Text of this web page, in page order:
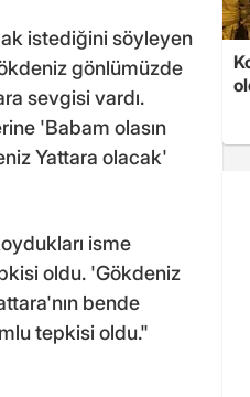
istediğini söyleyen
gönlümüzde
sevgisi vardı.
'Babam olasın
Yattara olacak'
isme
oldu. 'Gökdeniz
bende
tepkisi oldu."